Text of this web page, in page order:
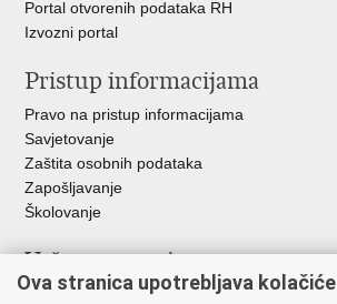
Portal otvorenih podataka RH
Izvozni portal
Pristup informacijama
Pravo na pristup informacijama
Savjetovanje
Zaštita osobnih podataka
Zapošljavanje
Školovanje
Važne poveznice
Ministarstvo unutarnjih poslova
Ova stranica upotrebljava kolačiće